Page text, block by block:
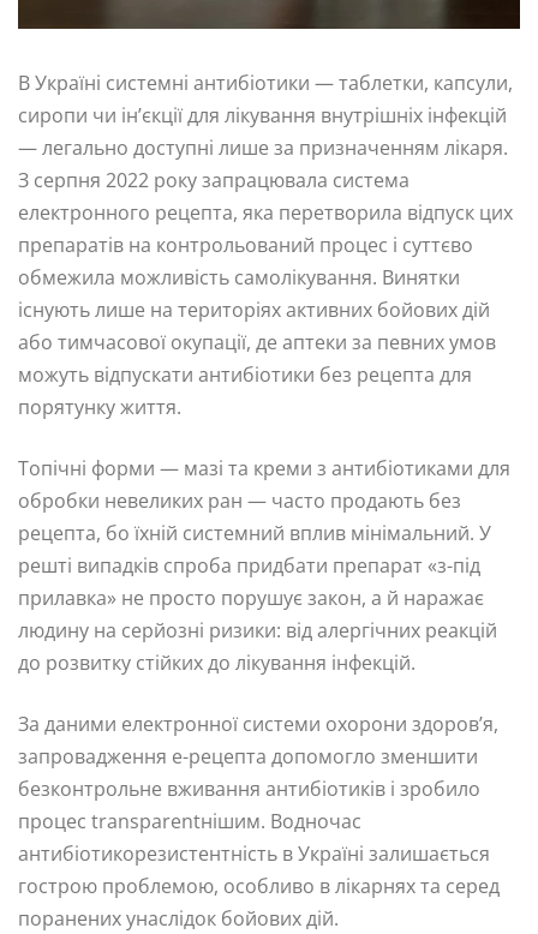
В Україні системні антибіотики — таблетки, капсули,
сиропи чи ін’єкції для лікування внутрішніх інфекцій
— легально доступні лише за призначенням лікаря.
З серпня 2022 року запрацювала система
електронного рецепта, яка перетворила відпуск цих
препаратів на контрольований процес і суттєво
обмежила можливість самолікування. Винятки
існують лише на територіях активних бойових дій
або тимчасової окупації, де аптеки за певних умов
можуть відпускати антибіотики без рецепта для
порятунку життя.
Топічні форми — мазі та креми з антибіотиками для
обробки невеликих ран — часто продають без
рецепта, бо їхній системний вплив мінімальний. У
решті випадків спроба придбати препарат «з-під
прилавка» не просто порушує закон, а й наражає
людину на серйозні ризики: від алергічних реакцій
до розвитку стійких до лікування інфекцій.
За даними електронної системи охорони здоров’я,
запровадження е-рецепта допомогло зменшити
безконтрольне вживання антибіотиків і зробило
процес transparentнішим. Водночас
антибіотикорезистентність в Україні залишається
гострою проблемою, особливо в лікарнях та серед
поранених унаслідок бойових дій.